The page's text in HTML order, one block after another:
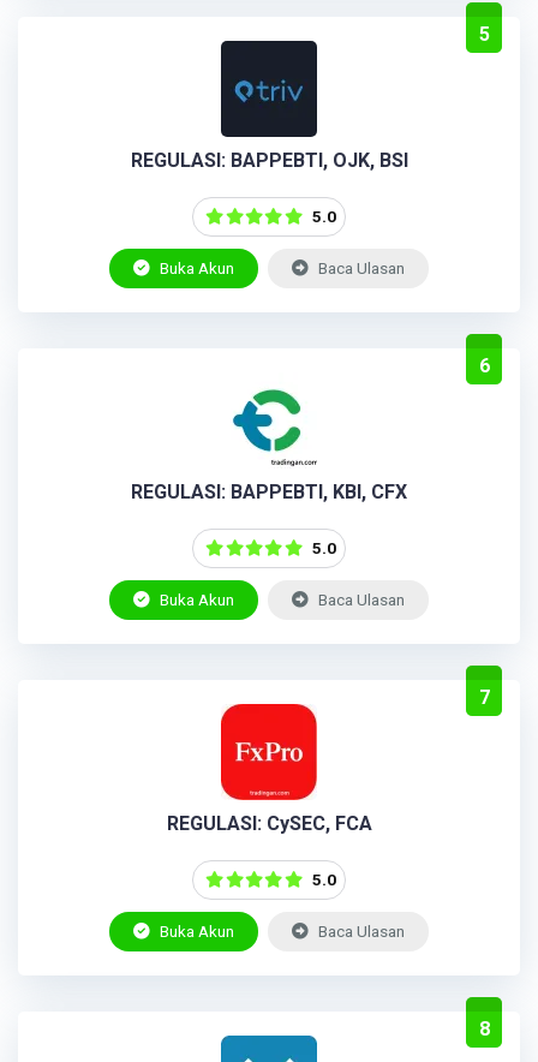
5
REGULASI: BAPPEBTI, OJK, BSI
5.0
Buka Akun Baca Ulasan
6
REGULASI: BAPPEBTI, KBI, CFX
5.0
Buka Akun Baca Ulasan
7
REGULASI: CySEC, FCA
5.0
Buka Akun Baca Ulasan
8